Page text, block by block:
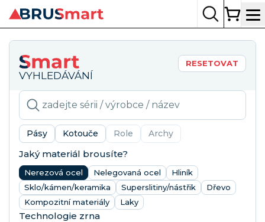
VYHLEDÁVÁNÍ
RESETOVAT
Pásy Kotouče Role Archy
Jaký materiál brousíte?
Nerezová ocel Nelegovaná ocel
Hliník
Sklo/kámen/keramika
Superslitiny/nástřik
Dřevo
Kompozitní materiály
Laky
Technologie zrna